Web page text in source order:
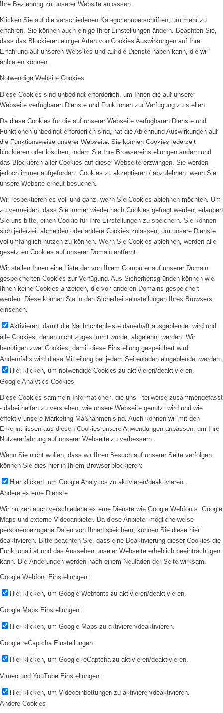
Ihre Beziehung zu unserer Website anpassen.
Klicken Sie auf die verschiedenen Kategorienüberschriften, um mehr zu
erfahren. Sie können auch einige Ihrer Einstellungen ändern. Beachten Sie,
dass das Blockieren einiger Arten von Cookies Auswirkungen auf Ihre
Erfahrung auf unseren Websites und auf die Dienste haben kann, die wir
anbieten können.
Notwendige Website Cookies
Diese Cookies sind unbedingt erforderlich, um Ihnen die auf unserer
Webseite verfügbaren Dienste und Funktionen zur Verfügung zu stellen.
Da diese Cookies für die auf unserer Webseite verfügbaren Dienste und
Funktionen unbedingt erforderlich sind, hat die Ablehnung Auswirkungen auf
die Funktionsweise unserer Webseite. Sie können Cookies jederzeit
blockieren oder löschen, indem Sie Ihre Browsereinstellungen ändern und
das Blockieren aller Cookies auf dieser Webseite erzwingen. Sie werden
jedoch immer aufgefordert, Cookies zu akzeptieren / abzulehnen, wenn Sie
unsere Website erneut besuchen.
Wir respektieren es voll und ganz, wenn Sie Cookies ablehnen möchten. Um
zu vermeiden, dass Sie immer wieder nach Cookies gefragt werden, erlauben
Sie uns bitte, einen Cookie für Ihre Einstellungen zu speichern. Sie können
sich jederzeit abmelden oder andere Cookies zulassen, um unsere Dienste
vollumfänglich nutzen zu können. Wenn Sie Cookies ablehnen, werden alle
gesetzten Cookies auf unserer Domain entfernt.
Wir stellen Ihnen eine Liste der von Ihrem Computer auf unserer Domain
gespeicherten Cookies zur Verfügung. Aus Sicherheitsgründen können wie
Ihnen keine Cookies anzeigen, die von anderen Domains gespeichert
werden. Diese können Sie in den Sicherheitseinstellungen Ihres Browsers
einsehen.
Aktivieren, damit die Nachrichtenleiste dauerhaft ausgeblendet wird und
alle Cookies, denen nicht zugestimmt wurde, abgelehnt werden. Wir
benötigen zwei Cookies, damit diese Einstellung gespeichert wird.
Andernfalls wird diese Mitteilung bei jedem Seitenladen eingeblendet werden.
Hier klicken, um notwendige Cookies zu aktivieren/deaktivieren.
Google Analytics Cookies
Diese Cookies sammeln Informationen, die uns - teilweise zusammengefasst
- dabei helfen zu verstehen, wie unsere Webseite genutzt wird und wie
effektiv unsere Marketing-Maßnahmen sind. Auch können wir mit den
Erkenntnissen aus diesen Cookies unsere Anwendungen anpassen, um Ihre
Nutzererfahrung auf unserer Webseite zu verbessern.
Wenn Sie nicht wollen, dass wir Ihren Besuch auf unserer Seite verfolgen
können Sie dies hier in Ihrem Browser blockieren:
Hier klicken, um Google Analytics zu aktivieren/deaktivieren.
Andere externe Dienste
Wir nutzen auch verschiedene externe Dienste wie Google Webfonts, Google
Maps und externe Videoanbieter. Da diese Anbieter möglicherweise
personenbezogene Daten von Ihnen speichern, können Sie diese hier
deaktivieren. Bitte beachten Sie, dass eine Deaktivierung dieser Cookies die
Funktionalität und das Aussehen unserer Webseite erheblich beeinträchtigen
kann. Die Änderungen werden nach einem Neuladen der Seite wirksam.
Google Webfont Einstellungen:
Hier klicken, um Google Webfonts zu aktivieren/deaktivieren.
Google Maps Einstellungen:
Hier klicken, um Google Maps zu aktivieren/deaktivieren.
Google reCaptcha Einstellungen:
Hier klicken, um Google reCaptcha zu aktivieren/deaktivieren.
Vimeo und YouTube Einstellungen:
Hier klicken, um Videoeinbettungen zu aktivieren/deaktivieren.
Andere Cookies